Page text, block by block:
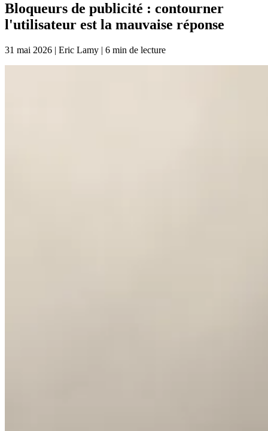
Bloqueurs de publicité : contourner
l'utilisateur est la mauvaise réponse
31 mai 2026 | Eric Lamy | 6 min de lecture